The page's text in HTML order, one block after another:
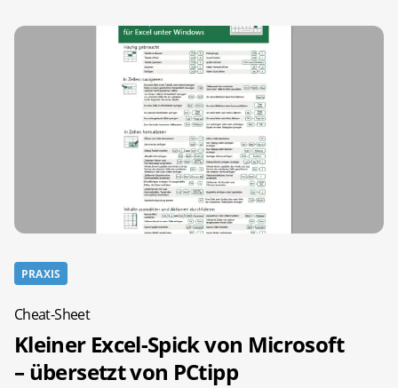
PRAXIS
Cheat-Sheet
Kleiner Excel-Spick von Microsoft
– übersetzt von PCtipp